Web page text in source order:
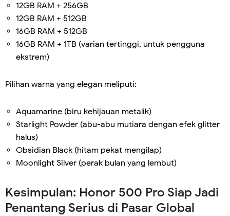
12GB RAM + 256GB
12GB RAM + 512GB
16GB RAM + 512GB
16GB RAM + 1TB (varian tertinggi, untuk pengguna
ekstrem)
Pilihan warna yang elegan meliputi:
Aquamarine (biru kehijauan metalik)
Starlight Powder (abu-abu mutiara dengan efek glitter
halus)
Obsidian Black (hitam pekat mengilap)
Moonlight Silver (perak bulan yang lembut)
Kesimpulan: Honor 500 Pro Siap Jadi
Penantang Serius di Pasar Global